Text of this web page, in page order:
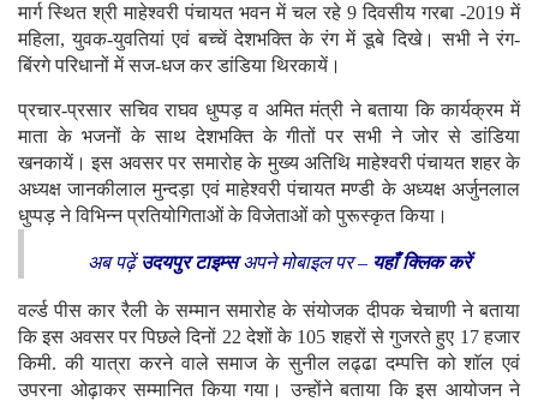
मार्ग स्थित श्री माहेश्वरी पंचायत भवन में चल रहे 9 दिवसीय गरबा -2019 में
महिला, युवक-युवतियां एवं बच्चें देशभक्ति के रंग में डूबे दिखे। सभी ने रंग-
बिंरगे परिधानों में सज-धज कर डांडिया थिरकायें।
प्रचार-प्रसार सचिव राघव धुप्पड़ व अमित मंत्री ने बताया कि कार्यक्रम में
माता के भजनों के साथ देशभक्ति के गीतों पर सभी ने जोर से डांडिया
खनकायें। इस अवसर पर समारोह के मुख्य अतिथि माहेश्वरी पंचायत शहर के
अध्यक्ष जानकीलाल मुन्दड़ा एवं माहेश्वरी पंचायत मण्डी के अध्यक्ष अर्जुनलाल
धुप्पड़ ने विभिन्न प्रतियोगिताओं के विजेताओं को पुरूस्कृत किया।
अब पढ़ें उदयपुर टाइम्सअपने मोबाइल पर – यहाँ क्लिक करें
वर्ल्ड पीस कार रैली के सम्मान समारोह के संयोजक दीपक चेचाणी ने बताया
कि इस अवसर पर पिछले दिनों 22 देशों के 105 शहरों से गुजरते हुए 17 हजार
किमी. की यात्रा करने वाले समाज के सुनील लढ्ढा दम्पत्ति को शाॅल एवं
उपरना ओढ़ाकर सम्मानित किया गया। उन्होंने बताया कि इस आयोजन ने